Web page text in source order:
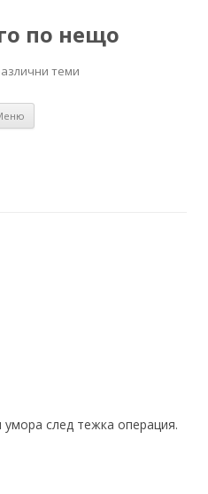
по нещо
теми
след тежка операция.